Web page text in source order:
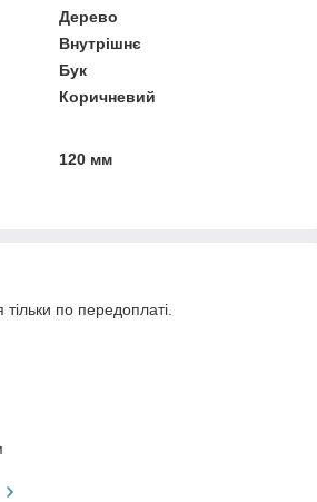
Дерево
Внутрішнє
Бук
Коричневий
120 мм
по передоплаті.